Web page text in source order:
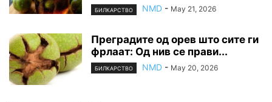
БИЛКАРСТВО NMD - May 21, 2026
Преградите од орев што сите ги
фрлаат: Од нив се прави...
БИЛКАРСТВО NMD - May 20, 2026